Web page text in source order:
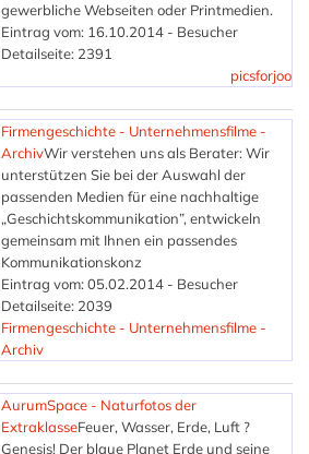
gewerbliche Webseiten oder Printmedien.
Eintrag vom: 16.10.2014 - Besucher
Detailseite: 2391
picsforjoo
Firmengeschichte - Unternehmensfilme -
ArchivWir verstehen uns als Berater: Wir
unterstützen Sie bei der Auswahl der
passenden Medien für eine nachhaltige
„Geschichtskommunikation”, entwickeln
gemeinsam mit Ihnen ein passendes
Kommunikationskonz
Eintrag vom: 05.02.2014 - Besucher
Detailseite: 2039
Firmengeschichte - Unternehmensfilme -
Archiv
AurumSpace - Naturfotos der
ExtraklasseFeuer, Wasser, Erde, Luft ?
Genesis! Der blaue Planet Erde und seine